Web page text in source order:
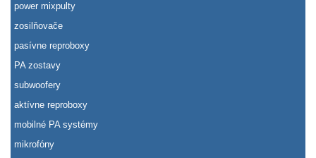
power mixpulty
zosilňovače
pasívne reproboxy
PA zostavy
subwoofery
aktívne reproboxy
mobilné PA systémy
mikrofóny